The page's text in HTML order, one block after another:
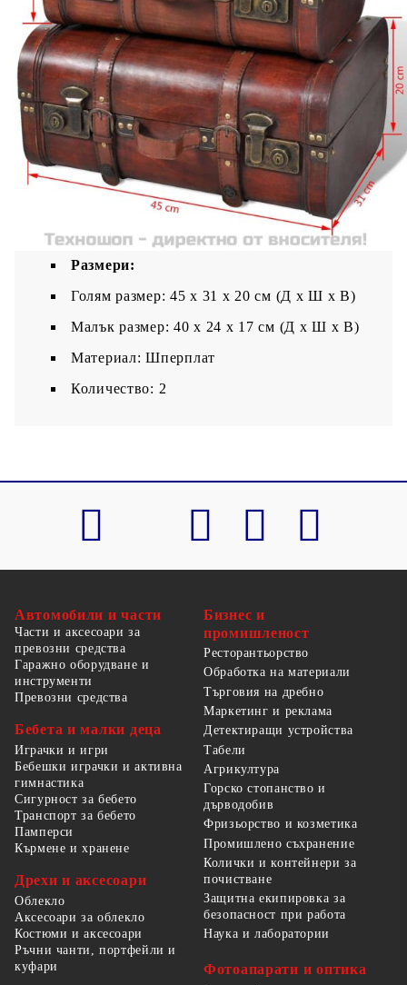
стая! Отличната изработка заедно с винтидж
дизайна ще ги превърнат в център на
декорацията във всяка стая. В допълнение на
отличните им декоративни качества, сандъците
са чудесно средство за съхранение на дрехи,
спално бельо, книги и други вещи, които се
побират в тях. Всеки сандък има две резета
отпред за лесно отваряне и затваряне и горна
дръжка за пренасяне. Всеки съндък е изработен
по висок стандарт. Ще бъде отлично
допълнение за дома ви и ще ви служи дълги
години. Доставката включва 2 x дървени
Цвят: Кафяв
Размери:
Голям размер: 45 x 31 x 20 см (Д x Ш x В)
Малък размер: 40 x 24 x 17 см (Д x Ш x В)
Материал: Шперплат
Количество: 2
Автомобили и части
Части и аксесоари за
превозни средства
Гаражно оборудване и
инструменти
Превозни средства
Бебета и малки деца
Играчки и игри
Бебешки играчки и активна
гимнастика
Сигурност за бебето
Транспорт за бебето
Памперси
Кърмене и хранене
Дрехи и аксесоари
Облекло
Аксесоари за облекло
Костюми и аксесоари
Ръчни чанти, портфейли и
куфари
Бизнес и
промишленост
Ресторантьорство
Обработка на материали
Търговия на дребно
Маркетинг и реклама
Детектиращи устройства
Табели
Агрикултура
Горско стопанство и
дърводобив
Фризьорство и козметика
Промишлено съхранение
Колички и контейнери за
почистване
Защитна екипировка за
безопасност при работа
Наука и лаборатории
Фотоапарати и оптика